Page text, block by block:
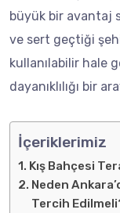
büyük bir avantaj
ve sert geçtiği
kullanılabilir hale
dayanıklılığı bir
İçeriklerimiz
Kış Bahçesi
Neden
Tercih